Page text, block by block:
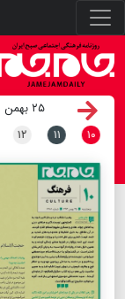
۲۵ بهمن ۱۴۰۳
۱۰ ۱۱ ۱۲